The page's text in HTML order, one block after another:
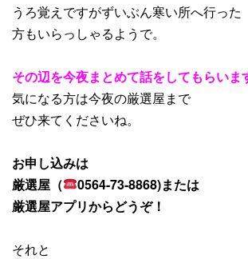
うろ覚えですがずいぶん寒い所へ行った
方もいらっしゃるようで。
その辺を今夜まとめて話をしてもらいま
気になる方は今夜の厳選屋まで
ぜひ来てくださいね。
お申し込みは
厳選屋（
0564-73-8868)または
厳選屋アプリからどうぞ！
それと